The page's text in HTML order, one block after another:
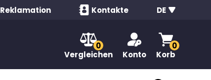
Reklamation Kontakte DE
0
Vergleichen
Konto
0
Korb